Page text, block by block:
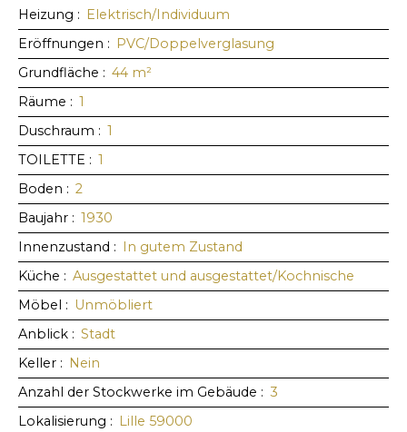
Heizung : Elektrisch/Individuum
Eröffnungen : PVC/Doppelverglasung
Grundfläche : 44 m²
Räume : 1
Duschraum : 1
TOILETTE : 1
Boden : 2
Baujahr : 1930
Innenzustand : In gutem Zustand
Küche : Ausgestattet und ausgestattet/Kochnische
Möbel : Unmöbliert
Anblick : Stadt
Keller : Nein
Anzahl der Stockwerke im Gebäude : 3
Lokalisierung : Lille 59000